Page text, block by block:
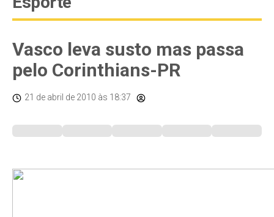
Vasco leva susto mas passa
pelo Corinthians-PR
21 de abril de 2010 às 18:37